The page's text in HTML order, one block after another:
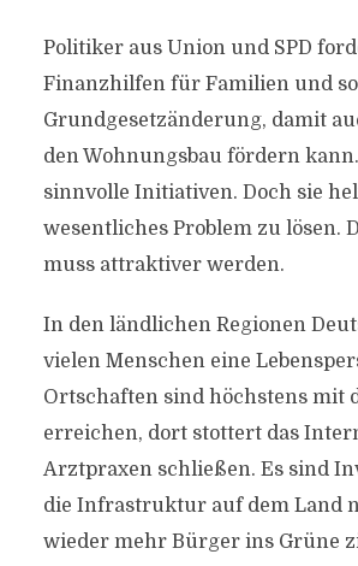
Politiker aus Union und SPD
Finanzhilfen für Familien und
Grundgesetzänderung, damit
den Wohnungsbau fördern
sinnvolle Initiativen. Doch sie
wesentliches Problem zu lösen.
muss attraktiver werden.
In den ländlichen Regionen
vielen Menschen eine
Ortschaften sind höchstens mit
erreichen, dort stottert das
Arztpraxen schließen. Es sind
die Infrastruktur auf dem Land
wieder mehr Bürger ins Grüne